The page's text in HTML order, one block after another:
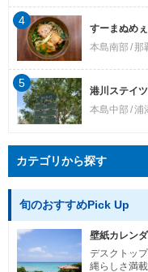
すーまぬめぇ
本島南部
那
4
港川ステイ
本島中部 浦
5
カテゴリから探す
旬のおすすめPick Up
壁紙カレン
デスクトッ
縄らしさ満